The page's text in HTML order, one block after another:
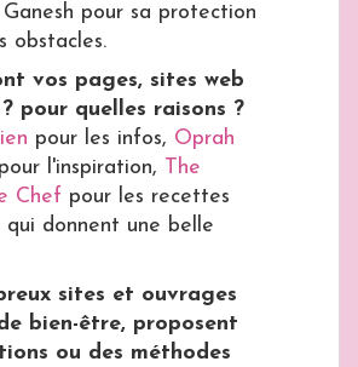
pour sa protection
obstacles.
vos pages, sites web
pour quelles raisons ?
pour les infos, Oprah
pour l'inspiration,
The
Chef pour les recettes
qui donnent une belle
sites et ouvrages
bien-être, proposent
ou des méthodes